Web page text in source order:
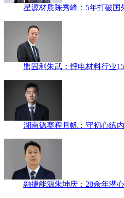
星源材质陈秀峰：5年打破国
盟固利朱武：锂电材料行业
湖南德赛程月帆：守初心练
融捷能源朱坤庆：20余年潜